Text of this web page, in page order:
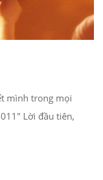
mình trong mọi
Lời đầu tiên,